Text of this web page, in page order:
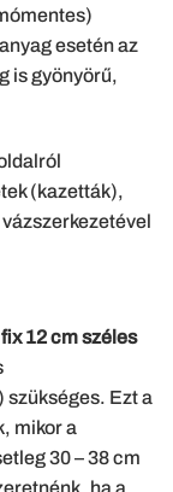
esetén az
is gyönyörű,
(kazetták),
fix 12 cm széles
szükséges. Ezt a
mikor a
30 – 38 cm
ha a